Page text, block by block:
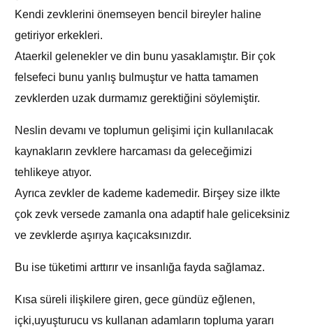
Kendi zevklerini önemseyen bencil bireyler haline
getiriyor erkekleri.
Ataerkil gelenekler ve din bunu yasaklamıştır. Bir çok
felsefeci bunu yanlış bulmuştur ve hatta tamamen
zevklerden uzak durmamız gerektiğini söylemiştir.
Neslin devamı ve toplumun gelişimi için kullanılacak
kaynakların zevklere harcaması da geleceğimizi
tehlikeye atıyor.
Ayrıca zevkler de kademe kademedir. Birşey size ilkte
çok zevk versede zamanla ona adaptif hale geliceksiniz
ve zevklerde aşırıya kaçıcaksınızdır.
Bu ise tüketimi arttırır ve insanlığa fayda sağlamaz.
Kısa süreli ilişkilere giren, gece gündüz eğlenen,
içki,uyuşturucu vs kullanan adamların topluma yararı